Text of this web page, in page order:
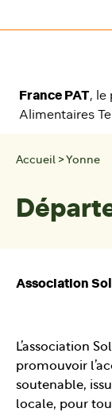
France PAT, le
Alimentaires
Accueil > Yonne
Association
L’association
promouvoir
soutenable,
locale, pour